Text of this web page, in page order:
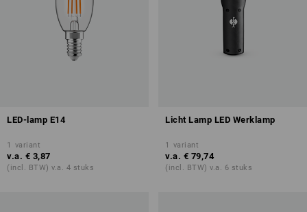
LED-lamp E14
1 variant
v.a. € 3,87
(incl. BTW) v.a. 4 stuks
Licht Lamp LED Werklamp
1 variant
v.a. € 79,74
(incl. BTW) v.a. 6 stuks